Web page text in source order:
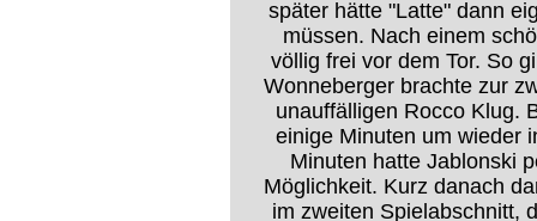
später hätte "Latte" dann
müssen. Nach einem
völlig frei vor dem Tor. So
Wonneberger brachte zur
unauffälligen Rocco Klug.
einige Minuten um wieder
Minuten hatte Jablonski
Möglichkeit. Kurz danach
im zweiten Spielabschnitt,